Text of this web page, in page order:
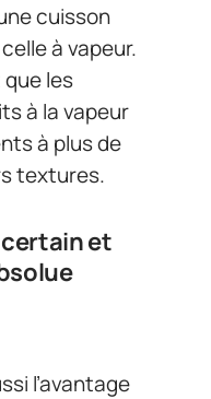
cuisson
à vapeur.
les
à la vapeur
à plus de
textures.
et
l’avantage